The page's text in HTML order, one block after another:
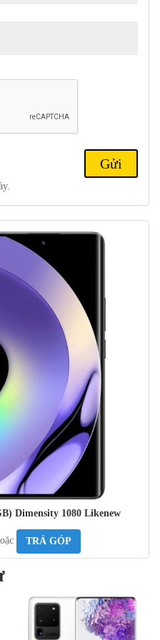
thiết kế máy là mô-đun
dọc với bốn ống kính máy
đáo và bắt mắt. Mô-đun nhô
đủ để làm cho nó lung lay khi
Dimensity 1080 Likenew
TRẢ GÓP